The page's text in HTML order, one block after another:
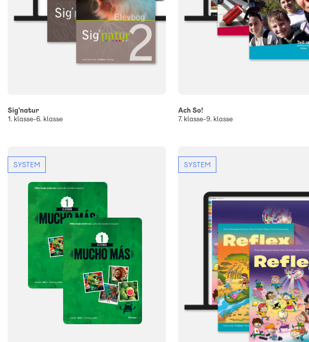
Sig'natur
1. klasse-6. klasse
Ach So!
7. klasse-9. klasse
SYSTEM SYSTEM